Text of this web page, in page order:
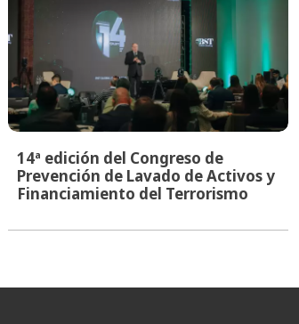
14ª edición del Congreso de
Prevención de Lavado de Activos y
Financiamiento del Terrorismo